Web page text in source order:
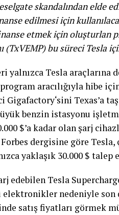
skandalından elde
edilmesi için
etmek için oluşturlan
(TxVEMP) bu süreci Tesla
yalnızca Tesla
aracılığıyla hibe
Gigafactory‘sini Texas’a
benzin istasyonu
$’a kadar olan şarj
dergisine göre
yaklaşık 30.000 $
edebilen Tesla
nedeniyle son
satış fiyatları görmek